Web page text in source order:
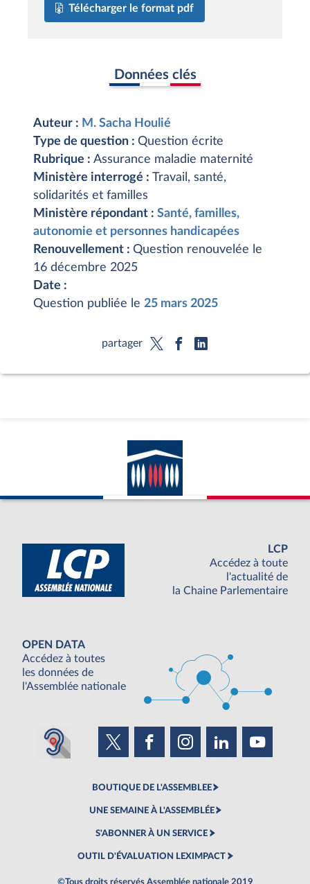
Télécharger le format pdf
Données clés
Auteur : M. Sacha Houlié
Type de question : Question écrite
Rubrique : Assurance maladie maternité
Ministère interrogé : Travail, santé,
solidarités et familles
Ministère répondant : Santé, familles,
autonomie et personnes handicapées
Renouvellement : Question renouvelée le
16 décembre 2025
Date :
Question publiée le 25 mars 2025
partager
LCP
Accédez à toute
l'actualité de
la Chaine Parlementaire
OPEN DATA
Accédez à toutes
les données de
l'Assemblée nationale
BOUTIQUE DE L'ASSEMBLEE
UNE SEMAINE À L'ASSEMBLÉE
S'ABONNER À UN SERVICE
OUTIL D'ÉVALUATION LEXIMPACT
©Tous droits réservés Assemblée nationale 2019